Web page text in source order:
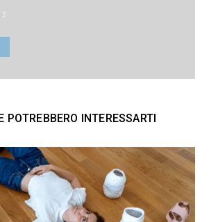
POTREBBERO INTERESSARTI